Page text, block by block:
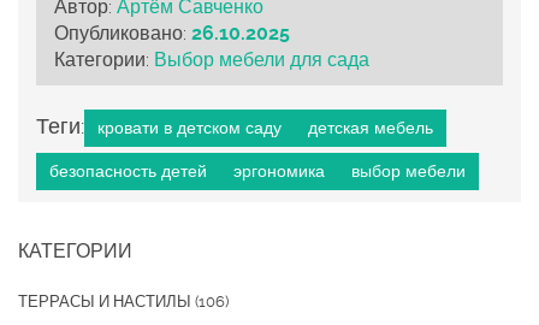
Автор: Артём Савченко
Опубликовано: 26.10.2025
Категории: Выбор мебели для сада
Теги: кровати в детском саду детская мебель
безопасность детей эргономика выбор мебели
КАТЕГОРИИ
ТЕРРАСЫ И НАСТИЛЫ (106)